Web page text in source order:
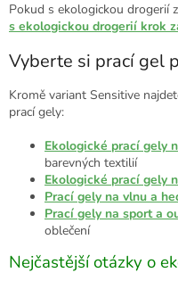
Pokud s ekologickou drogerií
s ekologickou drogerií krok
Vyberte si prací gel
Kromě variant Sensitive
prací gely:
Ekologické prací gely
barevných textilií
Ekologické prací gely
Prací gely na vlnu a
Prací gely na sport a
oblečení
Nejčastější otázky o